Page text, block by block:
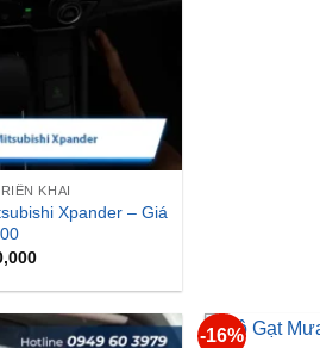
KHAI
Xpander – Giá
-16%